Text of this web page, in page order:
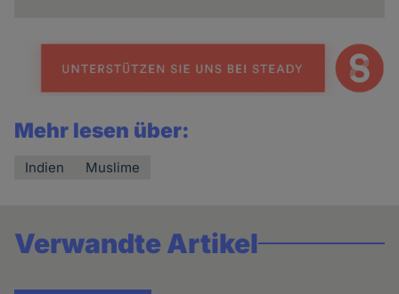
Mehr lesen über:
Indien Muslime
Verwandte Artikel